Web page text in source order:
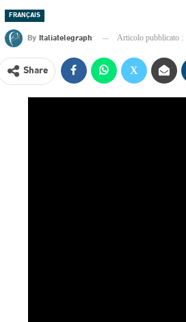
FRANÇAIS
By Italiatelegraph Articolo pubblicato :
Share